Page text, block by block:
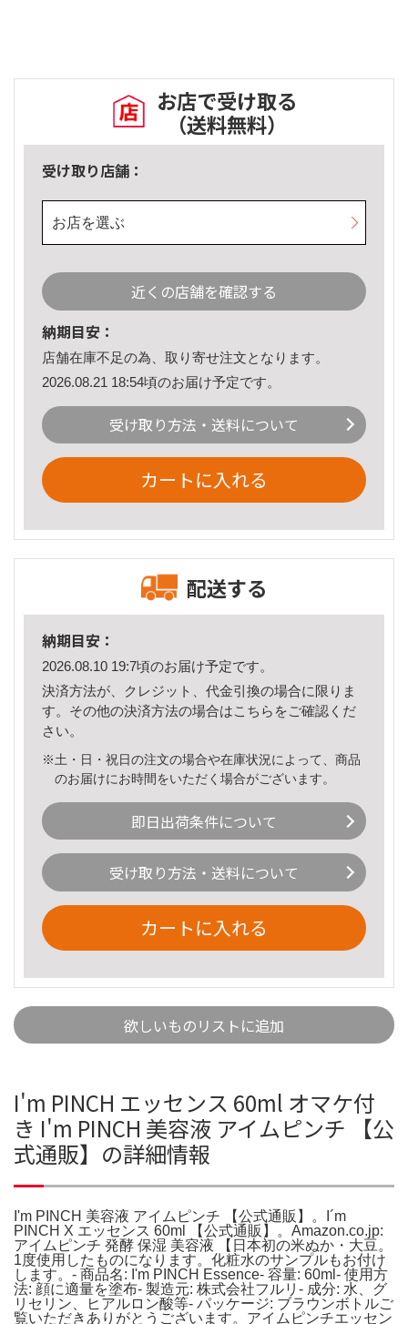
お店で受け取る
（送料無料）
受け取り店舗：
お店を選ぶ
近くの店舗を確認する
納期目安：
店舗在庫不足の為、取り寄せ注文となります。
2026.08.21 18:54頃のお届け予定です。
受け取り方法・送料について
カートに入れる
配送する
納期目安：
2026.08.10 19:7頃のお届け予定です。
決済方法が、クレジット、代金引換の場合に限りま
す。その他の決済方法の場合はこちら をご確認くだ
さい。
※土・日・祝日の注文の場合や在庫状況によって、商品
のお届けにお時間をいただく場合がございます。
即日出荷条件について
受け取り方法・送料について
カートに入れる
欲しいものリストに追加
I'm PINCH エッセンス 60ml オマケ付
き I'm PINCH 美容液 アイムピンチ 【公
式通販】の詳細情報
I'm PINCH 美容液 アイムピンチ 【公式通販】。I´m
PINCH X エッセンス 60ml 【公式通販】。Amazon.co.jp:
アイムピンチ 発酵 保湿 美容液 【日本初の米ぬか・大豆。
1度使用したものになります。化粧水のサンプルもお付け
します。- 商品名: I'm PINCH Essence- 容量: 60ml- 使用方
法: 顔に適量を塗布- 製造元: 株式会社フルリ- 成分: 水、グ
リセリン、ヒアルロン酸等- パッケージ: ブラウンボトルご
覧いただきありがとうございます。アイムピンチエッセン